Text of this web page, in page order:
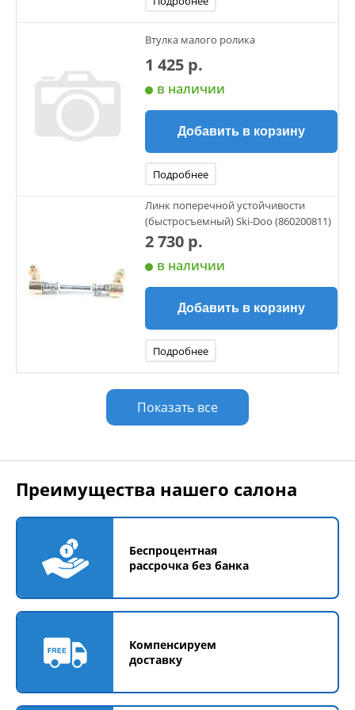
Втулка малого ролика
1 425 р.
в наличии
Добавить в корзину
Подробнее
Линк поперечной устойчивости
(быстросъемный) Ski-Doo (860200811)
2 730 р.
в наличии
Добавить в корзину
Подробнее
Показать все
Преимущества нашего салона
Беспроцентная
рассрочка без банка
Компенсируем
доставку